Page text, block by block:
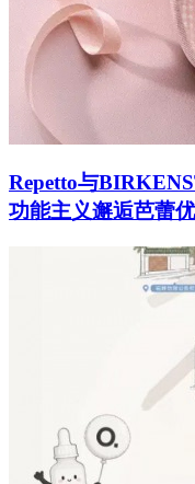
Repetto与
功能主义邂逅芭蕾